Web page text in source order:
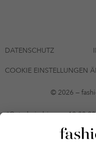
DATENSCHUTZ
COOKIE EINSTELLUNGEN
© 2026 —
*Gutschein bis zum
fashionette.at/selected-
§9